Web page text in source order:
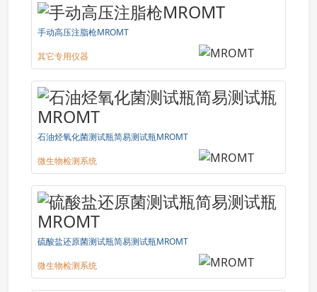
手动高压注脂枪MROMT
其它专用仪器
石油烃氧化菌测试瓶简易测试瓶MROMT
微生物检测系统
硫酸盐还原菌测试瓶简易测试瓶MROMT
微生物检测系统